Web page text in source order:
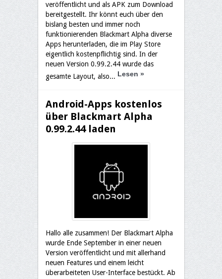
veröffentlicht und als APK zum Download
bereitgestellt. Ihr könnt euch über den
bislang besten und immer noch
funktionierenden Blackmart Alpha diverse
Apps herunterladen, die im Play Store
eigentlich kostenpflichtig sind. In der
neuen Version 0.99.2.44 wurde das
gesamte Layout, also... Lesen »
Android-Apps kostenlos
über Blackmart Alpha
0.99.2.44 laden
Hallo alle zusammen! Der Blackmart Alpha
wurde Ende September in einer neuen
Version veröffentlicht und mit allerhand
neuen Features und einem leicht
überarbeiteten User-Interface bestückt. Ab